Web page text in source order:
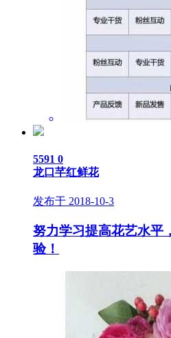
5591 0
龙口芊红鲜花
发布于 2018-10-3
努力学习提高花艺水平
验！